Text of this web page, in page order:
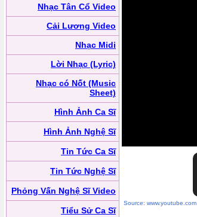
Nhạc Tân Cổ Video
Cải Lương Video
Nhạc Midi
Lời Nhạc (Lyric)
Nhạc có Nốt (Music
Sheet)
Hình Ảnh Ca Sĩ
Hình Ảnh Nghệ Sĩ
Tin Tức Ca Sĩ
Tin Tức Nghệ Sĩ
Phỏng Vấn Nghệ Sĩ Video
Tiểu Sử Ca Sĩ
Source: www.youtube.com